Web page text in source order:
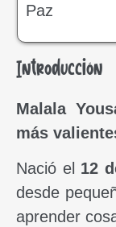
Paz
Introducción
Malala
más
Nació el 12
desde
aprender